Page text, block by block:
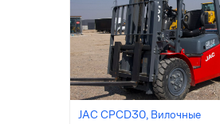
JAC CPCD30, Вилочные